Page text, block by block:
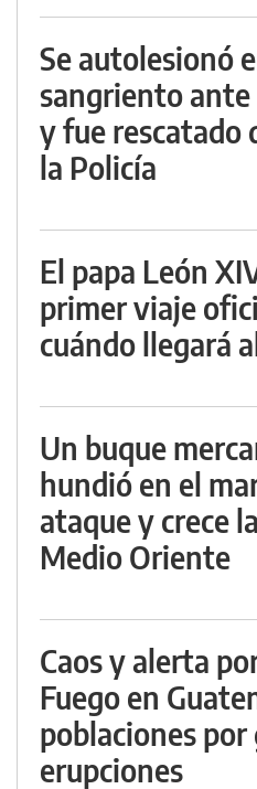
Se autolesionó
sangriento ante
y fue rescatado
la Policía
El papa León
primer viaje
cuándo llegará
Un buque
hundió en el
ataque y crece
Medio Oriente
Caos y alerta
Fuego en
poblaciones por
erupciones